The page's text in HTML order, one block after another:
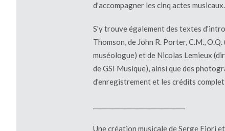
d'accompagner les cinq actes musicaux.
S'y trouve également des textes
Thomson, de John R. Porter, C.M.,
muséologue) et de Nicolas Lemieux
de GSI Musique), ainsi que des
d'enregistrement et les crédits
Une création musicale de Serge Fiori